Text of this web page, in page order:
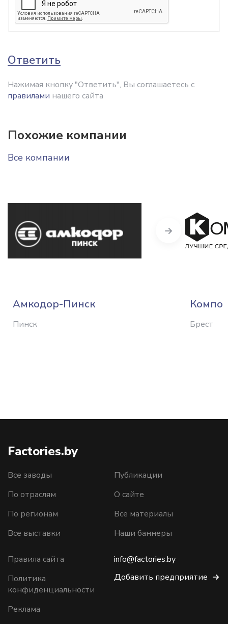
Ответить
Нажимая кнопку "Ответить", Вы соглашаетесь с
правилами нашего сайта
Похожие компании
Все компании
Амкодор-Пинск
Пинск
Компо
Брест
Next
Factories.by
Все заводы
По отраслям
По регионам
Все выставки
Публикации
О сайте
Все материалы
Наши баннеры
Правила сайта
Политика
конфиденциальности
Реклама
info@factories.by
Добавить предприятие